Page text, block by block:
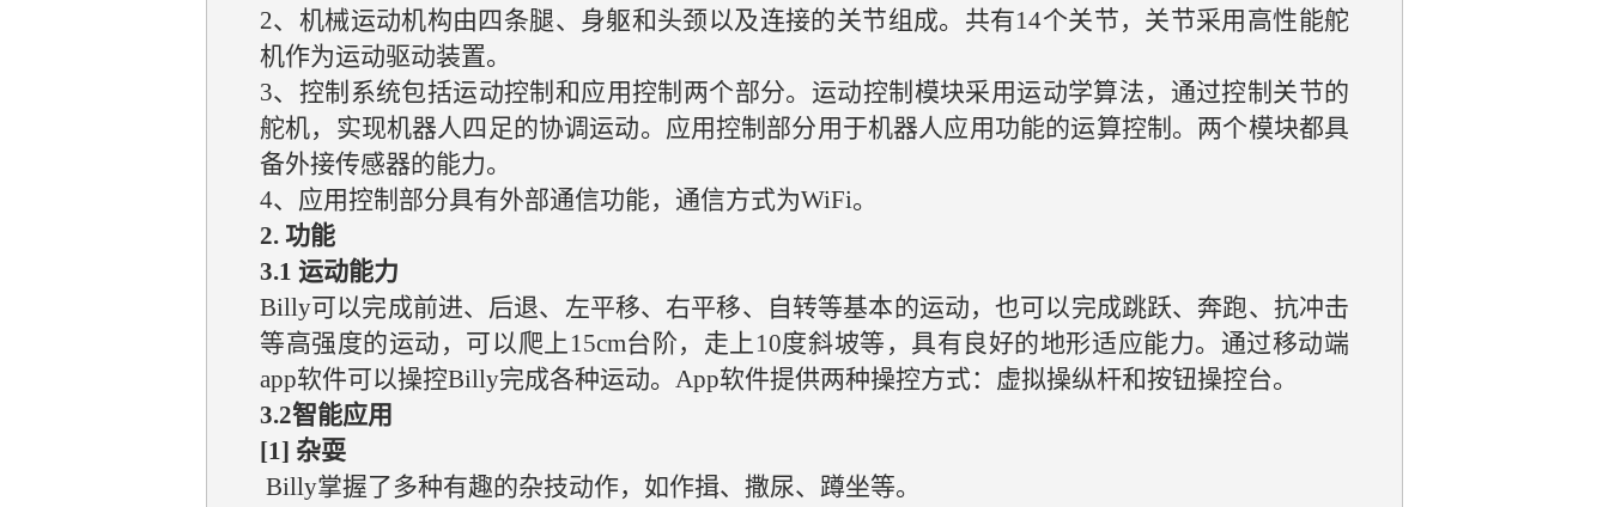
2、机械运动机构由四条腿、身躯和头颈以及连接的关节组成。共有14个关节，关节采用高性能舵
机作为运动驱动装置。
3、控制系统包括运动控制和应用控制两个部分。运动控制模块采用运动学算法，通过控制关节的
舵机，实现机器人四足的协调运动。应用控制部分用于机器人应用功能的运算控制。两个模块都具
备外接传感器的能力。
4、应用控制部分具有外部通信功能，通信方式为WiFi。
2. 功能
3.1 运动能力
Billy可以完成前进、后退、左平移、右平移、自转等基本的运动，也可以完成跳跃、奔跑、抗冲击
等高强度的运动，可以爬上15cm台阶，走上10度斜坡等，具有良好的地形适应能力。通过移动端
app软件可以操控Billy完成各种运动。App软件提供两种操控方式：虚拟操纵杆和按钮操控台。
3.2智能应用
[1] 杂耍
Billy掌握了多种有趣的杂技动作，如作揖、撒尿、蹲坐等。